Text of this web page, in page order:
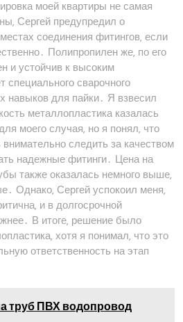
моей квартиры не самая
Сергей предупредил о
соединения фитингов‚ если
Полипропилен же‚ по его
и устойчив к высоким
специального сварочного
навыков для пайки․ Я взвесил
металлопластика казалась
моего случая‚ но я понял‚ что
следить за качеством
надежные фитинги․ Цена на
также оказалась немного выше‚
Однако‚ Сергей успокоил меня‚
и в долгосрочной
В итоге‚ решение было
хотя я понимал‚ что это
ответственность на этап
труб ПВХ водопровод